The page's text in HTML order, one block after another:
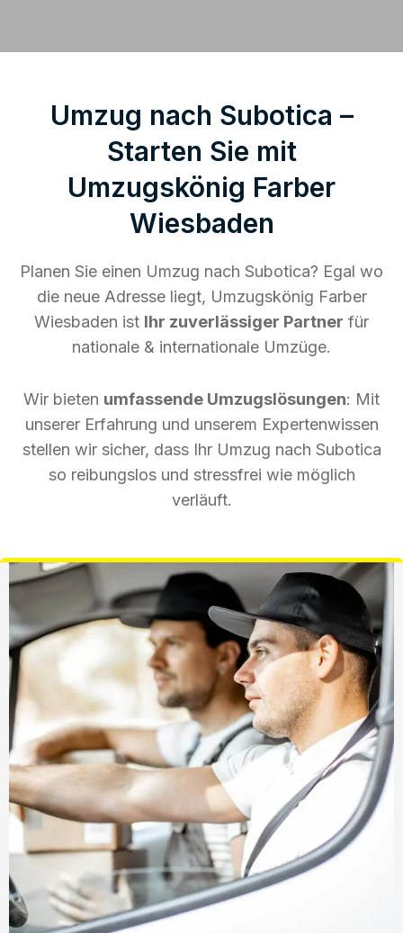
Umzug nach Subotica –
Starten Sie mit
Umzugskönig Farber
Wiesbaden
Planen Sie einen Umzug nach Subotica? Egal wo
die neue Adresse liegt, Umzugskönig Farber
Wiesbaden ist Ihr zuverlässiger Partner für
nationale & internationale Umzüge.
Wir bieten umfassende Umzugslösungen: Mit
unserer Erfahrung und unserem Expertenwissen
stellen wir sicher, dass Ihr Umzug nach Subotica
so reibungslos und stressfrei wie möglich
verläuft.